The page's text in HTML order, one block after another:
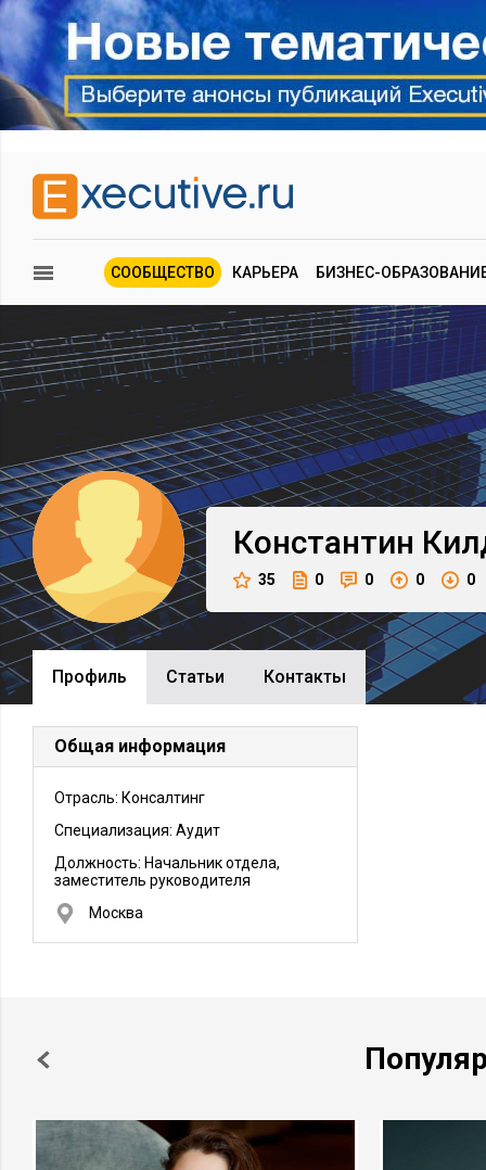
СООБЩЕСТВО КАРЬЕРА БИЗНЕС-
Константин
35 0 0 0 0
Профиль Cтатьи Контакты
Общая информация
Отрасль: Консалтинг
Специализация: Аудит
Должность: Начальник отдела,
заместитель руководителя
Москва